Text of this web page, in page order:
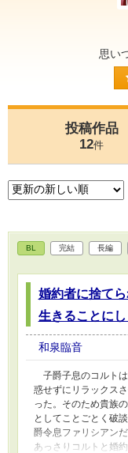
思い
投稿作品
12件
BL 完結 長編
婚約者に捨て
生きることに
和泉臨音
子爵子息のコルト
惑せずにリラックス
った。そのため貴族
としてことごとく破
爵令息ファリシアン
あっさりコルトと婚